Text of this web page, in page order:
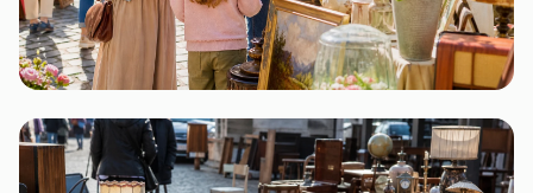
Nordrhein-Westfalen
22 Flohmärkte